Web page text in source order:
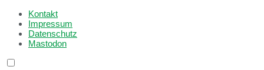
Kontakt
Impressum
Datenschutz
Mastodon